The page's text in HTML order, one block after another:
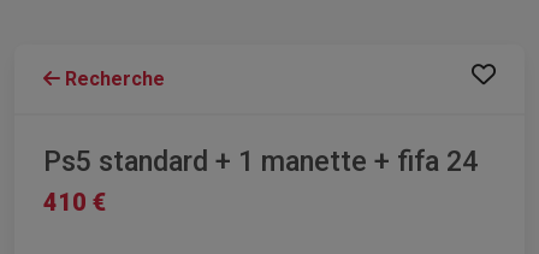
Recherche
Ps5 standard + 1 manette + fifa 24
410 €